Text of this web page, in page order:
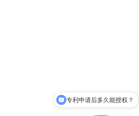
专利申请后多久能授权？